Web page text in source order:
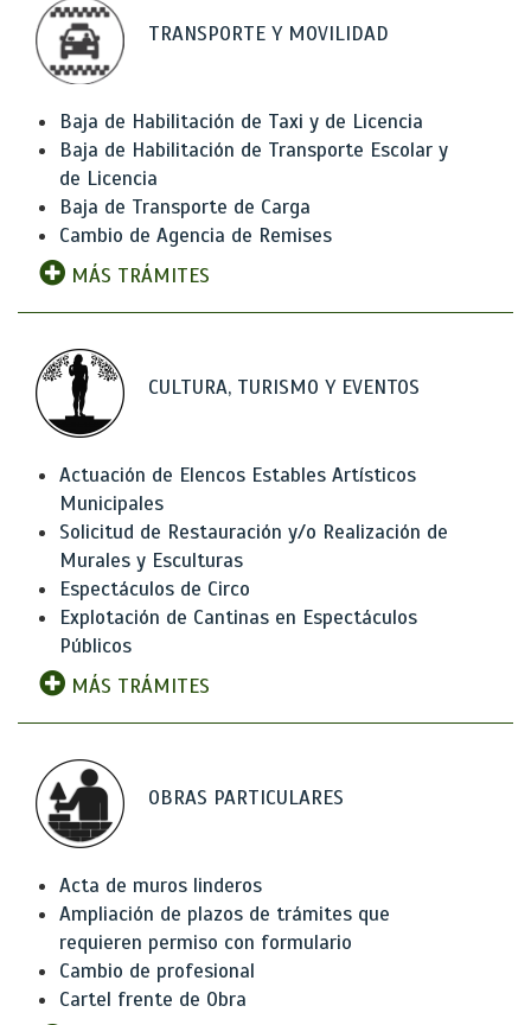
TRANSPORTE Y MOVILIDAD
Baja de Habilitación de Taxi y de Licencia
Baja de Habilitación de Transporte Escolar y
de Licencia
Baja de Transporte de Carga
Cambio de Agencia de Remises
MÁS TRÁMITES
CULTURA, TURISMO Y EVENTOS
Actuación de Elencos Estables Artísticos
Municipales
Solicitud de Restauración y/o Realización de
Murales y Esculturas
Espectáculos de Circo
Explotación de Cantinas en Espectáculos
Públicos
MÁS TRÁMITES
OBRAS PARTICULARES
Acta de muros linderos
Ampliación de plazos de trámites que
requieren permiso con formulario
Cambio de profesional
Cartel frente de Obra